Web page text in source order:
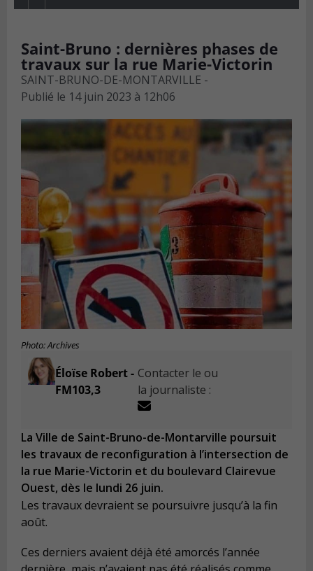
Saint-Bruno : dernières phases de
travaux sur la rue Marie-Victorin
SAINT-BRUNO-DE-MONTARVILLE -
Publié le 14 juin 2023 à 12h06
Photo: Archives
Éloïse Robert -
FM103,3
Contacter le ou
la journaliste :
La Ville de Saint-Bruno-de-Montarville poursuit
les travaux de reconfiguration à l’intersection de
la rue Marie-Victorin et du boulevard Clairevue
Ouest, dès le lundi 26 juin.
Les travaux devraient se poursuivre jusqu’à la fin
août.
Ces derniers avaient déjà été amorcés l’année